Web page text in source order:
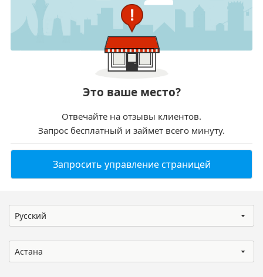
Это ваше место?
Отвечайте на отзывы клиентов.
Запрос бесплатный и займет всего минуту.
Запросить управление страницей
Русский
Астана